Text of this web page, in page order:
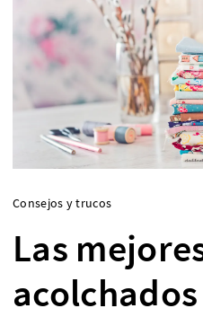
Consejos y trucos
Las
acolchados